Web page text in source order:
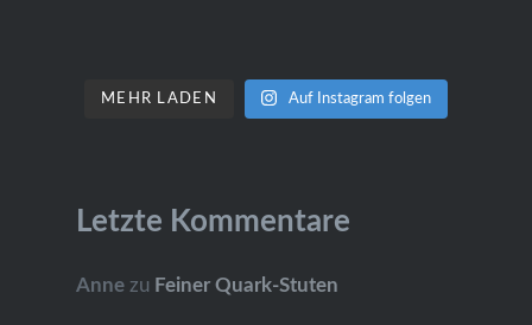
MEHR LADEN Auf Instagram folgen
Letzte Kommentare
Annezu Feiner Quark-Stuten